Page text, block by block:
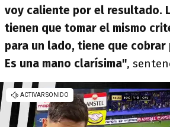
voy caliente por el resultado.
tienen que tomar el mismo
para un lado, tiene que
Es una mano clarísima",